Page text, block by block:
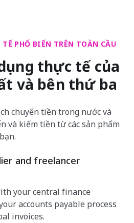
PHỔ BIẾN TRÊN TOÀN CẦU
thực tế của
và bên thứ ba
chuyển tiền trong nước và
và kiếm tiền từ các sản phẩm
and freelancer
your central finance
accounts payable process
invoices.